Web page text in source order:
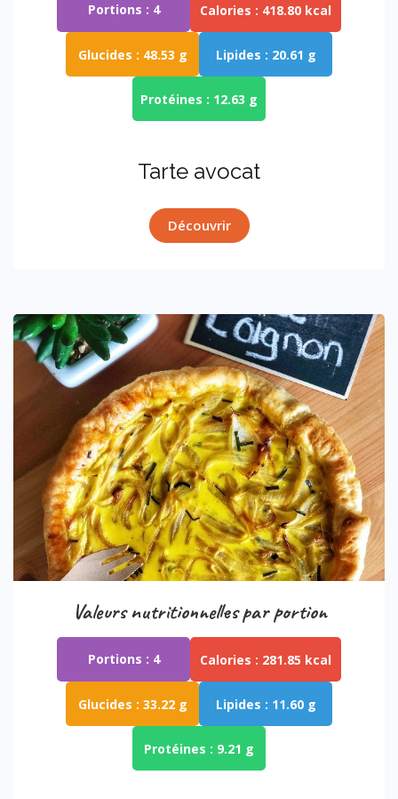
Portions : 4 Calories : 418.80 kcal
Glucides : 48.53 g Lipides : 20.61 g
Protéines : 12.63 g
Tarte avocat
Découvrir
Valeurs nutritionnelles par portion
Portions : 4 Calories : 281.85 kcal
Glucides : 33.22 g Lipides : 11.60 g
Protéines : 9.21 g